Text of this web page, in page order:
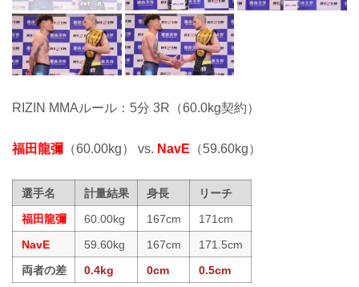
RIZIN MMAルール：5分 3R（60.0kg契約）
福田龍彌 （60.00kg） vs. NavE （59.60kg）
選手名 計量結果 身長
リーチ
福田龍彌
60.00kg 167cm
171cm
NavE
59.60kg 167cm
171.5cm
両者の差
0.4kg 0cm 0.5cm